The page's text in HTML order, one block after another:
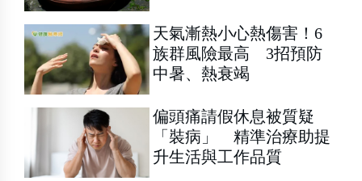
天氣漸熱小心熱傷害！6
族群風險最高 3招預防
中暑、熱衰竭
偏頭痛請假休息被質疑
「裝病」 精準治療助提
升生活與工作品質